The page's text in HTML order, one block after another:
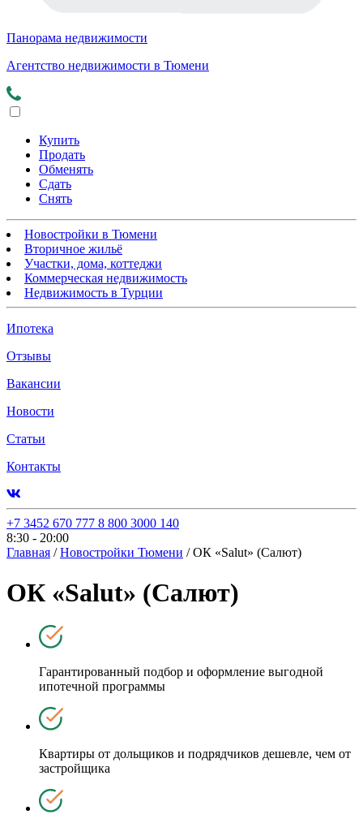
Панорама недвижимости
Агентство недвижимости в Тюмени
Купить
Продать
Обменять
Сдать
Снять
Новостройки в Тюмени
Вторичное жильё
Участки, дома, коттеджи
Коммерческая недвижимость
Недвижимость в Турции
Ипотека
Отзывы
Вакансии
Новости
Статьи
Контакты
+7 3452 670 777 8 800 3000 140
8:30 - 20:00
Главная / Новостройки Тюмени / ОК «Salut» (Салют)
ОК «Salut» (Салют)
Гарантированный подбор и оформление выгодной
ипотечной программы
Квартиры от дольщиков и подрядчиков дешевле, чем от
застройщика